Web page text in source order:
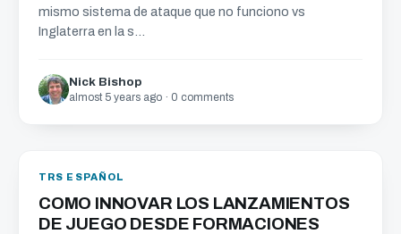
mismo sistema de ataque que no funciono vs
Inglaterra en la s...
Nick Bishop
almost 5 years ago · 0 comments
TRS ESPAÑOL
COMO INNOVAR LOS LANZAMIENTOS
DE JUEGO DESDE FORMACIONES